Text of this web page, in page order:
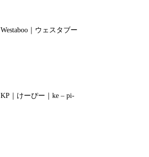
Westaboo｜ウェスタブー
KP｜けーぴー｜ke – pi-